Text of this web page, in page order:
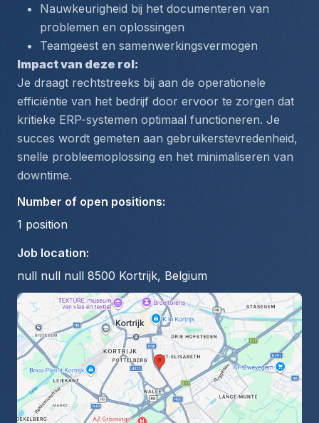
Nauwkeurigheid bij het documenteren van
problemen en oplossingen
Teamgeest en samenwerkingsvermogen
Impact van deze rol:
Je draagt rechtstreeks bij aan de operationele
efficiëntie van het bedrijf door ervoor te zorgen dat
kritieke ERP-systemen optimaal functioneren. Je
succes wordt gemeten aan gebruikerstevredenheid,
snelle probleemoplossing en het minimaliseren van
downtime.
Number of open positions:
1 position
Job location:
null null null 8500 Kortrijk, Belgium